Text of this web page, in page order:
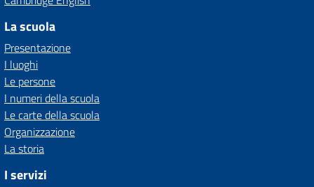
La scuola
Presentazione
I luoghi
Le persone
I numeri della scuola
Le carte della scuola
Organizzazione
La storia
I servizi